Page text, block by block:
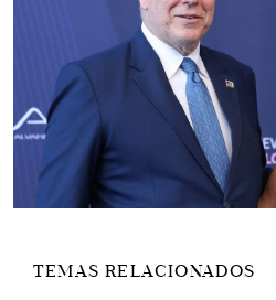
TEMAS RELACIONADOS